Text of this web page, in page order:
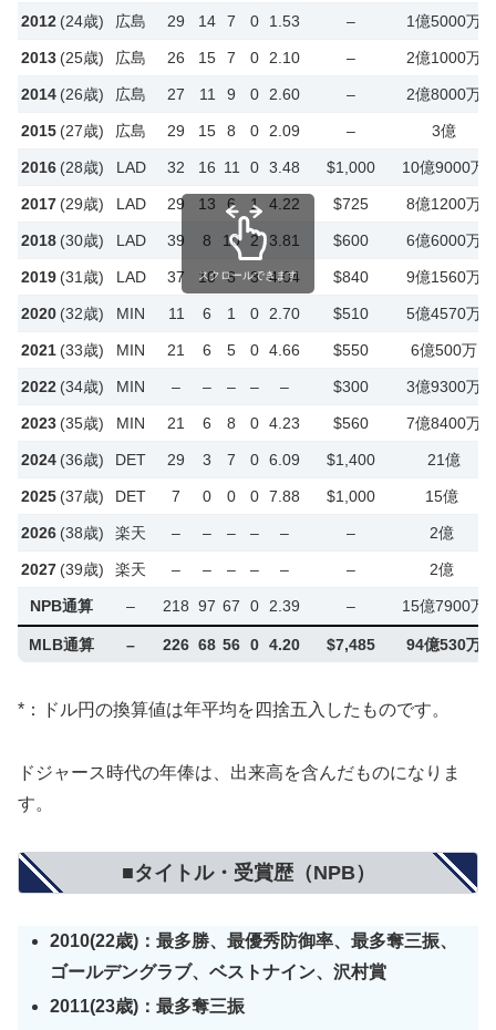
2012 (24歳) 広島 29 14 7 0 1.53 – 1億5000万
2013 (25歳) 広島 26 15 7 0 2.10 – 2億1000万
2014 (26歳) 広島 27 11 9 0 2.60 – 2億8000万
2015 (27歳) 広島 29 15 8 0 2.09 – 3億
2016 (28歳) LAD 32 16 11 0 3.48 $1,000 10億9000万
2017 (29歳) LAD 29 13 6 1 4.22 $725 8億1200万
2018 (30歳) LAD 39 8 10 2 3.81 $600 6億6000万
2019 (31歳) LAD 37 10 8 3 4.04 $840 9億1560万
2020 (32歳) MIN 11 6 1 0 2.70 $510 5億4570万
2021 (33歳) MIN 21 6 5 0 4.66 $550 6億500万
2022 (34歳) MIN – – – – – $300 3億9300万
2023 (35歳) MIN 21 6 8 0 4.23 $560 7億8400万
2024 (36歳) DET 29 3 7 0 6.09 $1,400 21億
2025 (37歳) DET 7 0 0 0 7.88 $1,000 15億
2026 (38歳) 楽天 – – – – – – 2億
2027 (39歳) 楽天 – – – – – – 2億
NPB通算 – 218 97 67 0 2.39 – 15億7900万
MLB通算 – 226 68 56 0 4.20 $7,485 94億530万
スクロールできます
*：ドル円の換算値は年平均を四捨五入したものです。
ドジャース時代の年俸は、出来高を含んだものになりま
す。
■タイトル・受賞歴（NPB）
2010(22歳)：最多勝、最優秀防御率、最多奪三振、
ゴールデングラブ、ベストナイン、沢村賞
2011(23歳)：最多奪三振